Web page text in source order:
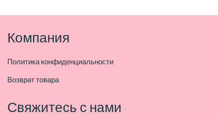
Компания
Политика конфиденциальности
Возврат товара
Свяжитесь с нами